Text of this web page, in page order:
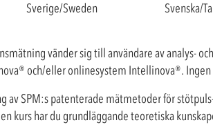
Sverige/Sweden Svenska/
vänder sig till användare av analys-
®och/eller onlinesystem Intellinova®.
av SPM:s patenterade mätmetoder för
kurs har du grundläggande teoretiska